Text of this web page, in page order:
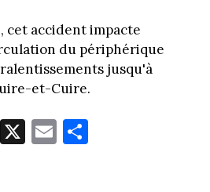
cet accident impacte
du périphérique
jusqu'à
et-Cuire.
X E
m
Pa
rt